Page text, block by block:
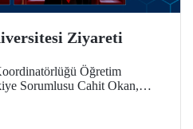
Ziyareti
Öğretim
Sorumlusu Cahit Okan,
dünyanın önde gelen